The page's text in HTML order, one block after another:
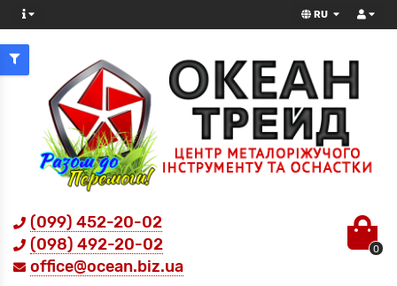
RU
(099) 452-20-02
(098) 492-20-02
office@ocean.biz.ua
0